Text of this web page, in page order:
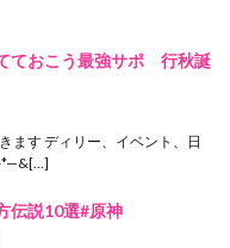
ておこう最強サポ 行秋誕
ます ディリー、イベント、日
伝説10選#原神